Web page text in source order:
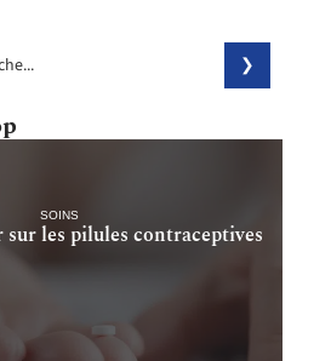
SOINS
sur les pilules contraceptives